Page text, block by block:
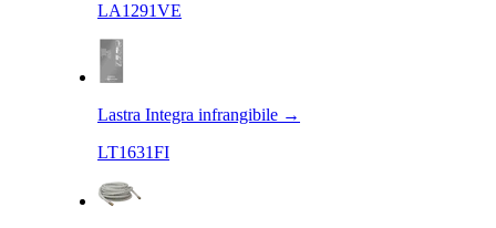
LA1291VE
Lastra Integra infrangibile →
LT1631FI